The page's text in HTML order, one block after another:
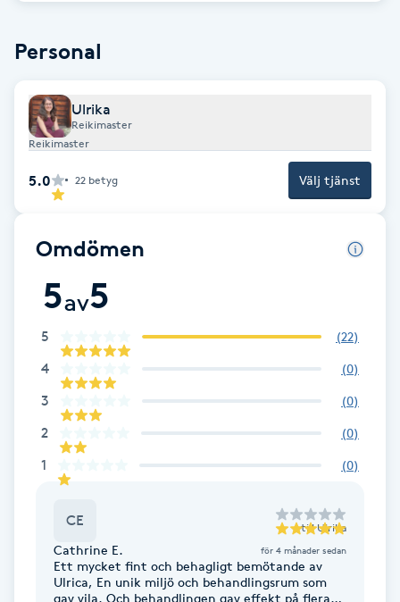
Bröllopsuppsättning
Celluliter
Coachning
Color correction
Cryoterapi
Damklippning
Dermapen
Enzympeeling
Personal
Ulrika
Reikimaster
Reikimaster
5.0 22 betyg Välj tjänst
Omdömen
5av5
5 (22)
4 (0)
3 (0)
2 (0)
1 (0)
CE till Ulrika
Cathrine E. för 4 månader sedan
Ett mycket fint och behagligt bemötande av
Ulrica, En unik miljö och behandlingsrum som
gav vila. Och behandlingen gav effekt på flera